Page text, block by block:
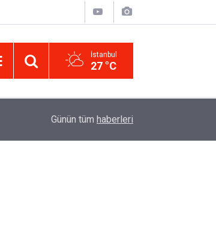
İstanbul
27 °C
Uzadı, Ödeme Kuralları Değişti
Günün tüm haberleri